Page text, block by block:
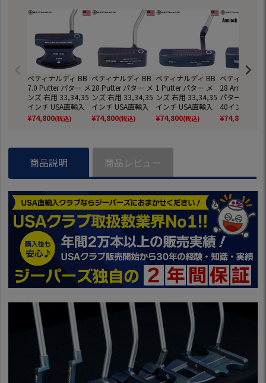
ベティナルディ BB
7.0 Putter パター メ
ンズ 右用 33,34,35
インチ USA直輸入
品 BETTINARDI GO
LF 並行輸入 2026年
¥74,800(税込)
ベティナルディ BB
28 Putter パター メ
ンズ 右用 33,34,35
インチ USA直輸入
品 BETTINARDI GO
LF 並行輸入 2026年
¥74,800(税込)
ベティナルディ BB
1 Putter パター メ
ンズ 右用 33,34,35
インチ USA直輸入
品 BETTINARDI GO
LF 並行輸入 2026年
¥74,800(税込)
ベティナルデ
28 Armlock
パター メンズ
40インチ 中尺
直輸入品
DI GOLF 並行
¥74,800
商品説明 商品レビュー